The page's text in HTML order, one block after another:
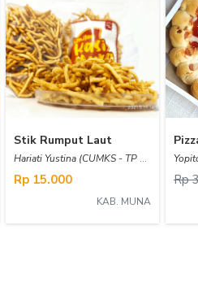
Stik Rumput Laut
Hariati Yustina (CUMKS - TP Labasa)
Rp 15.000
KAB. MUNA
Rp